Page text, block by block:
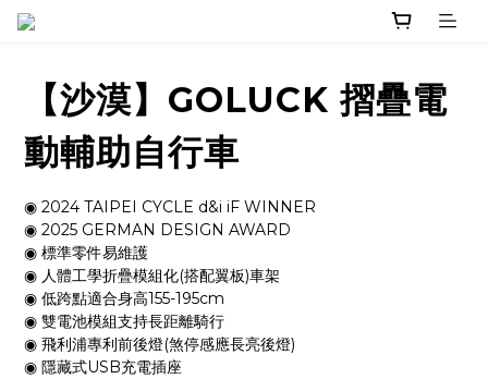
【沙漠】GOLUCK 摺疊電
動輔助自行車
◉ 2024 TAIPEI CYCLE d&i iF WINNER
◉ 2025 GERMAN DESIGN AWARD
◉ 標準零件易維護
◉ 人體工學折疊模組化(搭配翼板)車架
◉ 低跨點適合身高155-195cm
◉ 雙電池模組支持長距離騎行
◉ 飛利浦專利前後燈(煞停感應長亮後燈)
◉ 隱藏式USB充電插座